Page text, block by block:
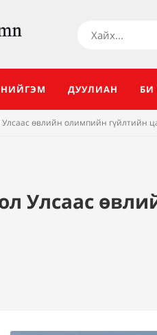
НИЙГЭМ ДУУЛИАН БИ
өвлийн олимпийн гүйлтийн
Улсаас